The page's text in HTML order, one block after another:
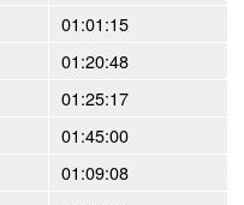
01:01:15
01:20:48
01:25:17
01:45:00
01:09:08